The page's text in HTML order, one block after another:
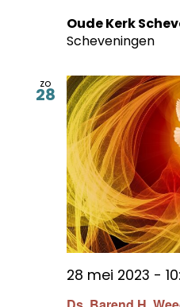
Oude Kerk
Scheveningen
zo
28
28 mei 2023 -